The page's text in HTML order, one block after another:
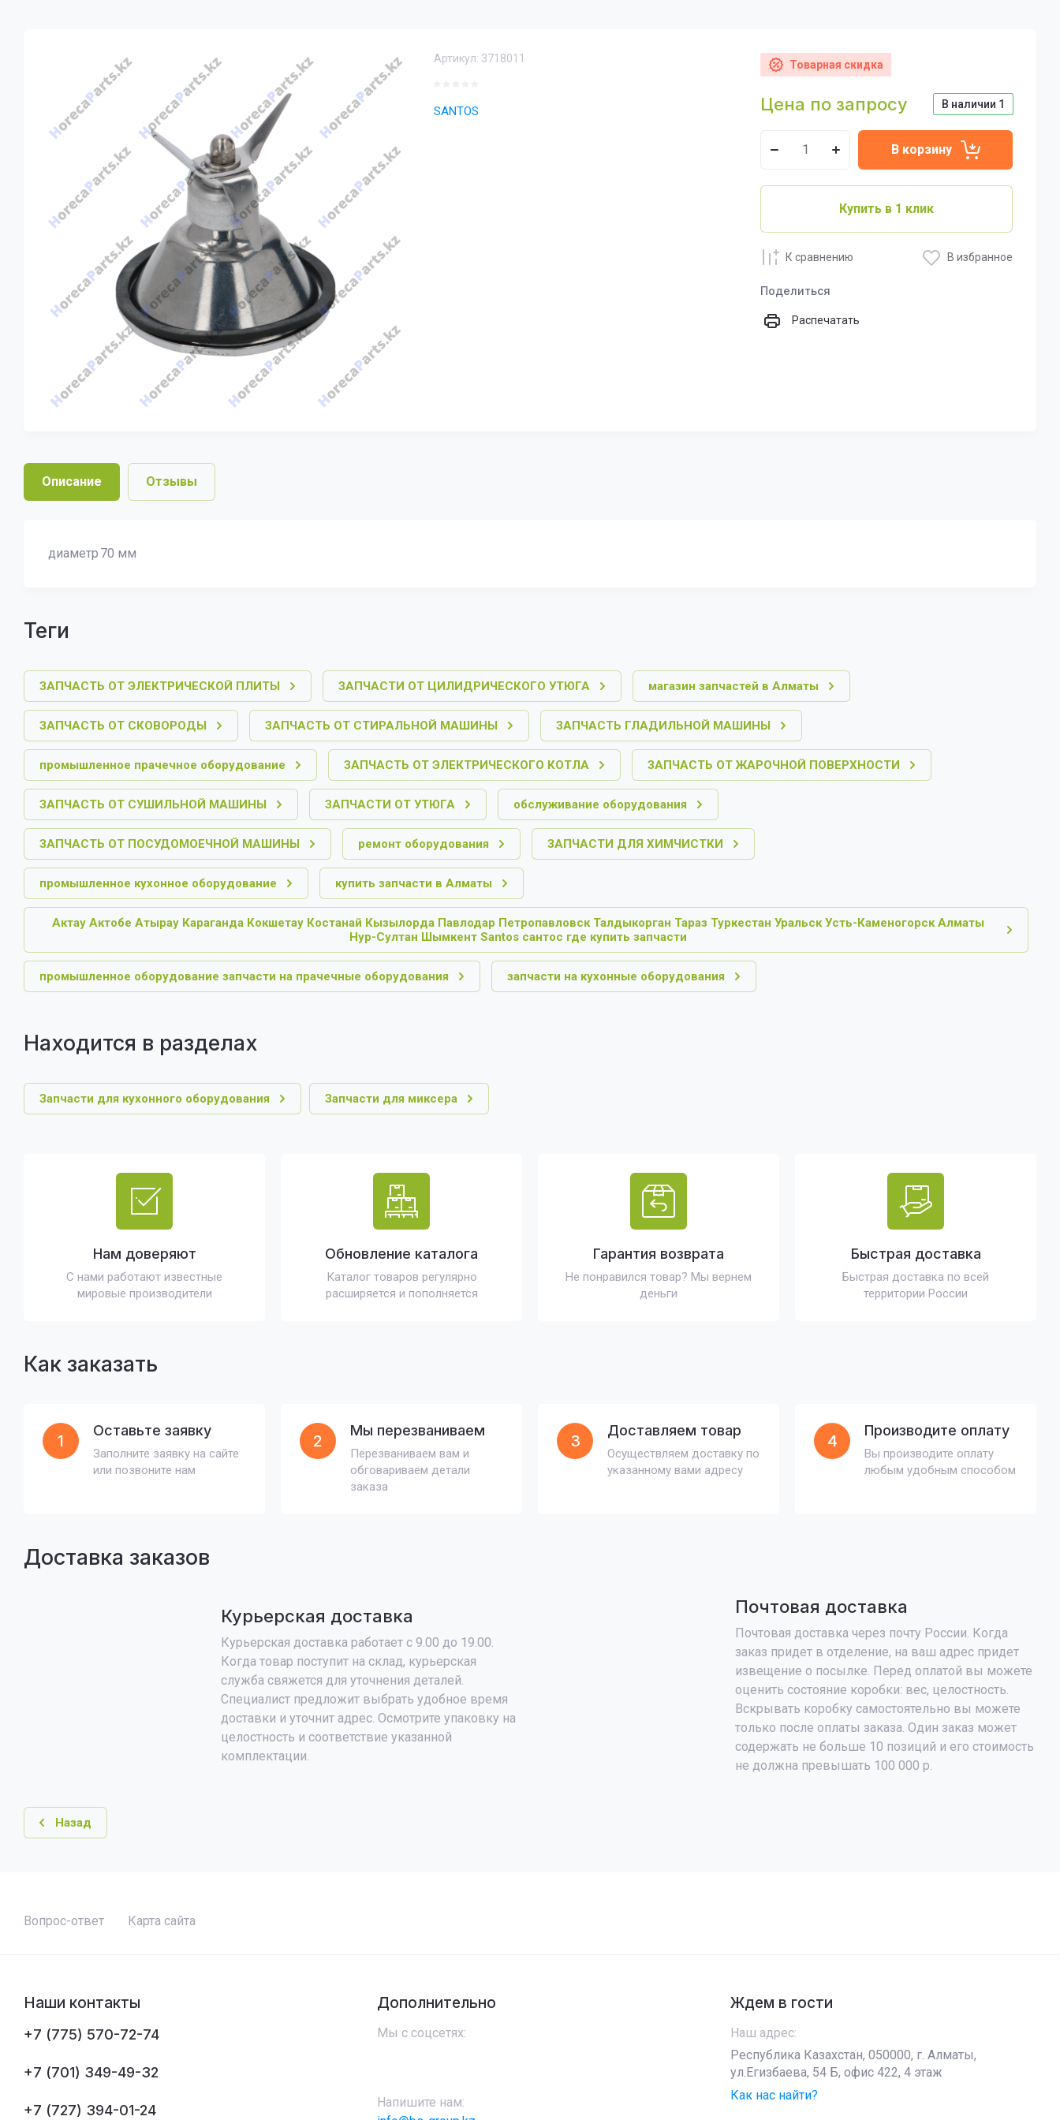
Артикул: 3718011
SANTOS
Товарная скидка
В наличии 1
Цена по запросу
В корзину
Купить в 1 клик
К сравнению В избранное
Поделиться
Распечатать
Описание Отзывы
диаметр 70 мм
теги
ЗАПЧАСТЬ ОТ ЭЛЕКТРИЧЕСКОЙ ПЛИТЫ ЗАПЧАСТИ ОТ ЦИЛИДРИЧЕСКОГО УТЮГА магазин запчастей в Алматы
ЗАПЧАСТЬ ОТ СКОВОРОДЫ ЗАПЧАСТЬ ОТ СТИРАЛЬНОЙ МАШИНЫ ЗАПЧАСТЬ ГЛАДИЛЬНОЙ МАШИНЫ
промышленное прачечное оборудование ЗАПЧАСТЬ ОТ ЭЛЕКТРИЧЕСКОГО КОТЛА ЗАПЧАСТЬ ОТ ЖАРОЧНОЙ ПОВЕРХНОСТИ
ЗАПЧАСТЬ ОТ СУШИЛЬНОЙ МАШИНЫ ЗАПЧАСТИ ОТ УТЮГА обслуживание оборудования
ЗАПЧАСТЬ ОТ ПОСУДОМОЕЧНОЙ МАШИНЫ ремонт оборудования ЗАПЧАСТИ ДЛЯ ХИМЧИСТКИ
промышленное кухонное оборудование купить запчасти в Алматы
Актау Актобе Атырау Караганда Кокшетау Костанай Кызылорда Павлодар Петропавловск Талдыкорган Тараз Туркестан Уральск Усть-Каменогорск Алматы
Нур-Султан Шымкент Santos сантос где купить запчасти
промышленное оборудование запчасти на прачечные оборудования запчасти на кухонные оборудования
Находится в разделах
Запчасти для кухонного оборудования Запчасти для миксера
Нам доверяют
С нами работают известные
мировые производители
Обновление каталога
Каталог товаров регулярно
расширяется и пополняется
Гарантия возврата
Не понравился товар? Мы вернем
деньги
Быстрая доставка
Быстрая доставка по всей
территории России
Как заказать
1
Оставьте заявку
Заполните заявку на сайте
или позвоните нам
2
Мы перезваниваем
Перезваниваем вам и
обговариваем детали
заказа
3
Доставляем товар
Осуществляем доставку по
указанному вами адресу
4
Производите оплату
Вы производите оплату
любым удобным способом
Доставка заказов
Курьерская доставка
Курьерская доставка работает с 9.00 до 19.00.
Когда товар поступит на склад, курьерская
служба свяжется для уточнения деталей.
Специалист предложит выбрать удобное время
доставки и уточнит адрес. Осмотрите упаковку на
целостность и соответствие указанной
комплектации.
Почтовая доставка
Почтовая доставка через почту России. Когда
заказ придет в отделение, на ваш адрес придет
извещение о посылке. Перед оплатой вы можете
оценить состояние коробки: вес, целостность.
Вскрывать коробку самостоятельно вы можете
только после оплаты заказа. Один заказ может
содержать не больше 10 позиций и его стоимость
не должна превышать 100 000 р.
Назад
Вопрос-ответ Карта сайта
Наши контакты
+7 (775) 570-72-74
+7 (701) 349-49-32
+7 (727) 394-01-24
Дополнительно
Мы с соцсетях:
Напишите нам:
Ждем в гости
Наш адрес:
Республика Казахстан, 050000, г. Алматы,
ул.Егизбаева, 54 Б, офис 422, 4 этаж
Как нас найти?